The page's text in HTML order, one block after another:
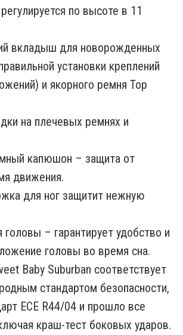
по высоте в 11
вкладыш для новорожденных
установки креплений
и якорного ремня Top
на плечевых ремнях и
капюшон – защита от
движения.
для ног защитит нежную
– гарантирует удобство и
головы во время сна.
Baby Suburban соответствует
стандартом безопасности,
ECE R44/04 и прошло все
краш-тест боковых ударов.